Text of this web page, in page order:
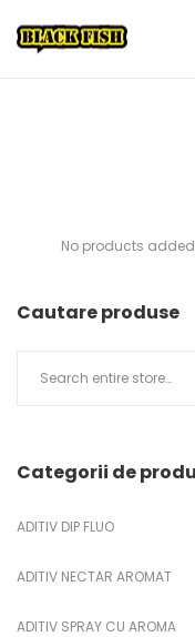
No products
Cautare produse
Categorii de
ADITIV DIP FLUO
ADITIV NECTAR AROMAT
ADITIV SPRAY CU AROMA